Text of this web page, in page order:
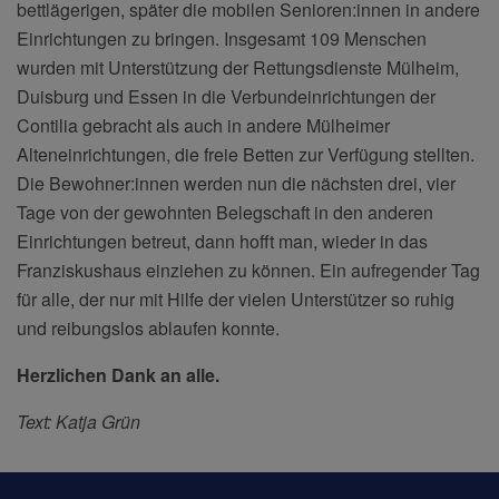
bettlägerigen, später die mobilen Senioren:innen in andere
Einrichtungen zu bringen. Insgesamt 109 Menschen
wurden mit Unterstützung der Rettungsdienste Mülheim,
Duisburg und Essen in die Verbundeinrichtungen der
Contilia gebracht als auch in andere Mülheimer
Alteneinrichtungen, die freie Betten zur Verfügung stellten.
Die Bewohner:innen werden nun die nächsten drei, vier
Tage von der gewohnten Belegschaft in den anderen
Einrichtungen betreut, dann hofft man, wieder in das
Franziskushaus einziehen zu können. Ein aufregender Tag
für alle, der nur mit Hilfe der vielen Unterstützer so ruhig
und reibungslos ablaufen konnte.
Herzlichen Dank an alle.
Text: Katja Grün